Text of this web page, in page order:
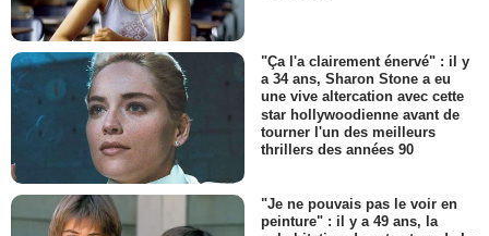
"Ça l'a clairement énervé" : il y
a 34 ans, Sharon Stone a eu
une vive altercation avec cette
star hollywoodienne avant de
tourner l'un des meilleurs
thrillers des années 90
"Je ne pouvais pas le voir en
peinture" : il y a 49 ans, la